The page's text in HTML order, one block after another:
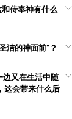
无不精明，耶
音的好处(2) -
打击情欲的
侍奉神有什么
洁的神面前”？
边又在生活中随
这会带来什么后